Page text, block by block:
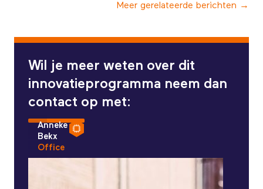
Meer gerelateerde berichten →
Wil je meer weten over dit
innovatieprogramma neem dan
contact op met:
Anneke
Bekx
Office